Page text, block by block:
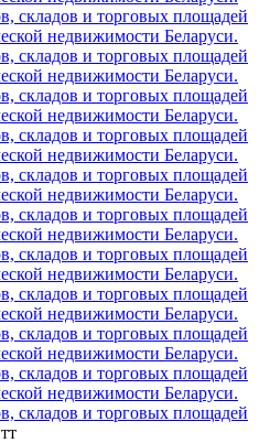
складов и торговых площадей
недвижимости Беларуси.
складов и торговых площадей
недвижимости Беларуси.
складов и торговых площадей
недвижимости Беларуси.
складов и торговых площадей
недвижимости Беларуси.
складов и торговых площадей
недвижимости Беларуси.
складов и торговых площадей
недвижимости Беларуси.
складов и торговых площадей
недвижимости Беларуси.
складов и торговых площадей
недвижимости Беларуси.
складов и торговых площадей
недвижимости Беларуси.
складов и торговых площадей
недвижимости Беларуси.
складов и торговых площадей